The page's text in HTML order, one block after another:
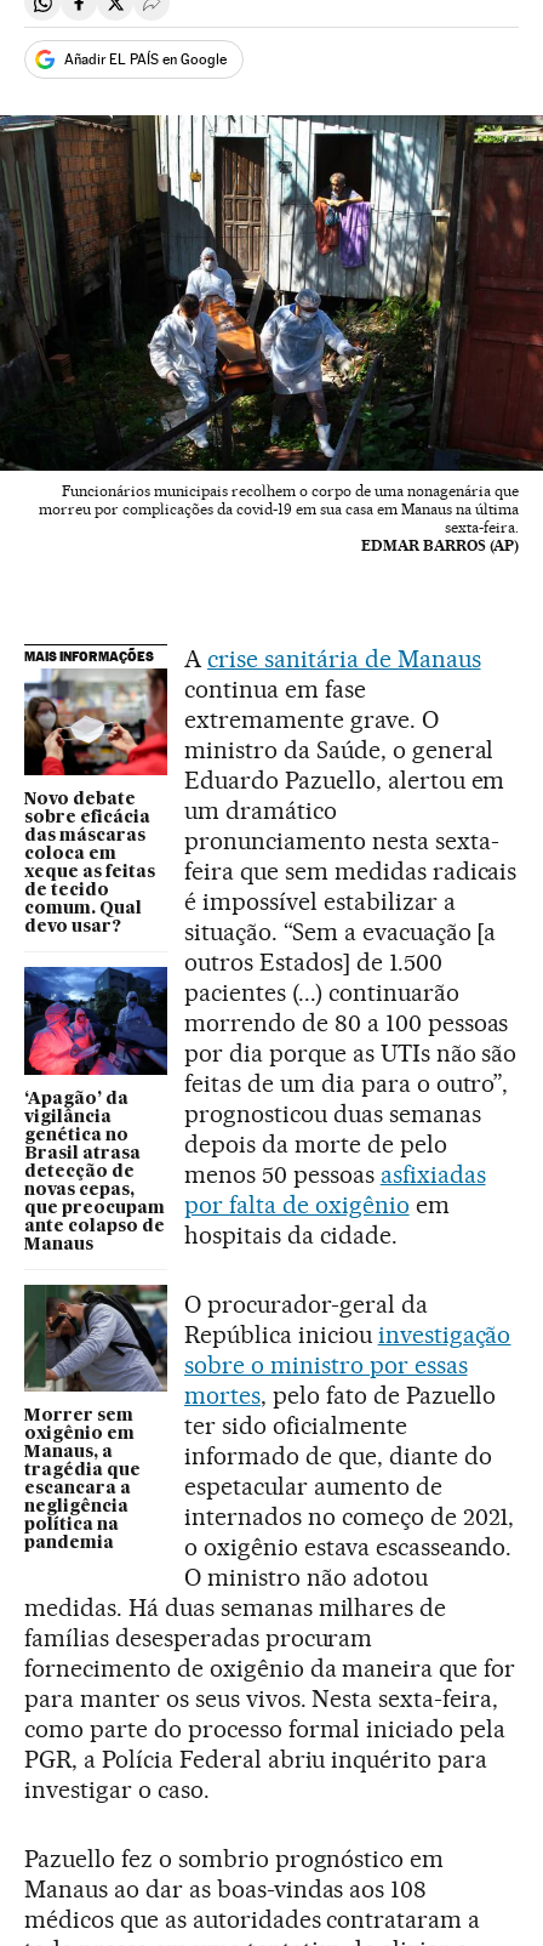
Compartir en Whatsapp
Compartir en Facebook
Compartir en Twitter
Desplegar Redes Sociales
Añadir EL PAÍS en Google
Funcionários municipais recolhem o corpo de uma nonagenária que
morreu por complicações da covid-19 em sua casa em Manaus na última
sexta-feira.
EDMAR BARROS (AP)
MAIS INFORMAÇÕES
Novo debate
sobre eficácia
das máscaras
coloca em
xeque as feitas
de tecido
comum. Qual
devo usar?
‘Apagão’ da
vigilância
genética no
Brasil atrasa
detecção de
novas cepas,
que preocupam
ante colapso de
Manaus
Morrer sem
oxigênio em
Manaus, a
tragédia que
escancara a
negligência
política na
pandemia
A crise sanitária de Manaus
continua em fase
extremamente grave. O
ministro da Saúde, o general
Eduardo Pazuello, alertou em
um dramático
pronunciamento nesta sexta-
feira que sem medidas radicais
é impossível estabilizar a
situação. “Sem a evacuação [a
outros Estados] de 1.500
pacientes (...) continuarão
morrendo de 80 a 100 pessoas
por dia porque as UTIs não são
feitas de um dia para o outro”,
prognosticou duas semanas
depois da morte de pelo
menos 50 pessoas asfixiadas
por falta de oxigênio em
hospitais da cidade.
O procurador-geral da
República iniciou investigação
sobre o ministro por essas
mortes, pelo fato de Pazuello
ter sido oficialmente
informado de que, diante do
espetacular aumento de
internados no começo de 2021,
o oxigênio estava escasseando.
O ministro não adotou
medidas. Há duas semanas milhares de
famílias desesperadas procuram
fornecimento de oxigênio da maneira que for
para manter os seus vivos. Nesta sexta-feira,
como parte do processo formal iniciado pela
PGR, a Polícia Federal abriu inquérito para
investigar o caso.
Pazuello fez o sombrio prognóstico em
Manaus ao dar as boas-vindas aos 108
médicos que as autoridades contrataram a